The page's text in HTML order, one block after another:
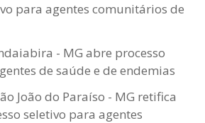
para agentes comunitários de
- MG abre processo
de saúde e de endemias
João do Paraíso - MG retifica
seletivo para agentes